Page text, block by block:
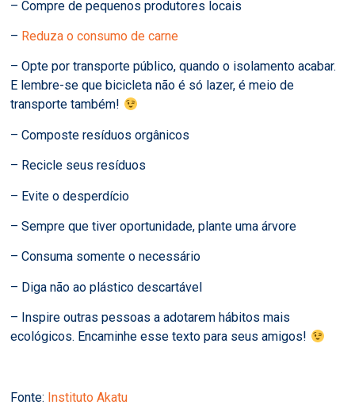
– Compre de pequenos produtores locais
– Reduza o consumo de carne
– Opte por transporte público, quando o isolamento acabar.
E lembre-se que bicicleta não é só lazer, é meio de
transporte também!
– Composte resíduos orgânicos
– Recicle seus resíduos
– Evite o desperdício
– Sempre que tiver oportunidade, plante uma árvore
– Consuma somente o necessário
– Diga não ao plástico descartável
– Inspire outras pessoas a adotarem hábitos mais
ecológicos. Encaminhe esse texto para seus amigos!
Fonte: Instituto Akatu